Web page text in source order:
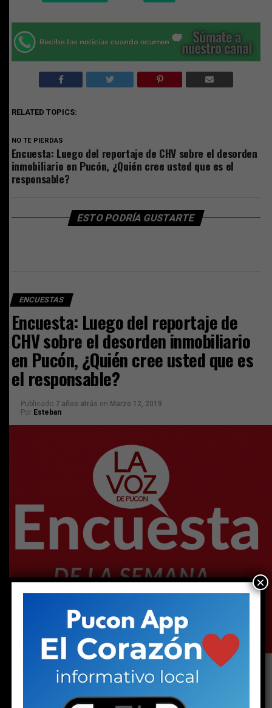
RELATED TOPICS:
NO TE PIERDAS
Encuesta: Luego del reportaje de CHV sobre el desorden
inmobiliario en Pucón, ¿Quién cree usted que es el
responsable?
ESTO PODRÍA GUSTARTE
ENCUESTAS
Encuesta: Luego del reportaje de
CHV sobre el desorden inmobiliario
en Pucón, ¿Quién cree usted que es
el responsable?
Publicado 7 años atrás en Marzo 12, 2019
Por Esteban
×